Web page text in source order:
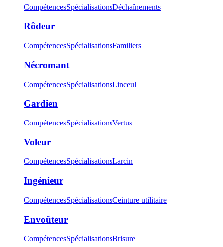
CompétencesSpécialisationsDéchaînements
Rôdeur
CompétencesSpécialisationsFamiliers
Nécromant
CompétencesSpécialisationsLinceul
Gardien
CompétencesSpécialisationsVertus
Voleur
CompétencesSpécialisationsLarcin
Ingénieur
CompétencesSpécialisationsCeinture utilitaire
Envoûteur
CompétencesSpécialisationsBrisure